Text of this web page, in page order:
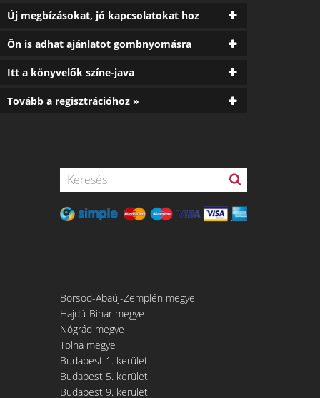
Új megbízásokat, jó kapcsolatokat hoz
Ön is adhat ajánlatot gombnyomásra
Itt a könyvelők színe-java
Tovább a regisztrációhoz »
Borsod-Abaúj-Zemplén megye
Hajdú-Bihar megye
Nógrád megye
Tolna megye
Budapest 1. kerület
Budapest 5. kerület
Budapest 9. kerület